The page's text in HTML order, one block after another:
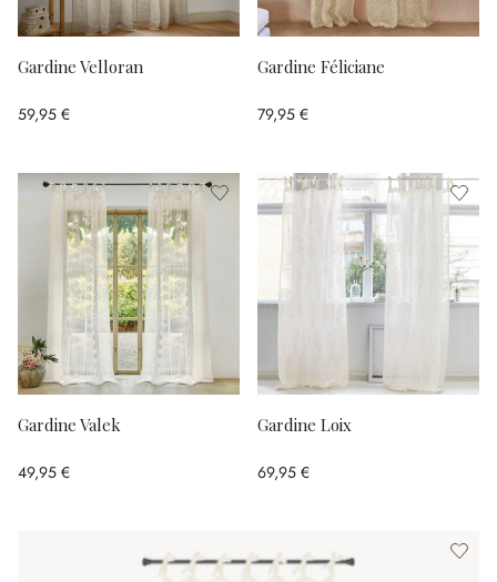
Gardine Velloran
59,95 €
Gardine Féliciane
79,95 €
Gardine Valek
49,95 €
Gardine Loix
69,95 €